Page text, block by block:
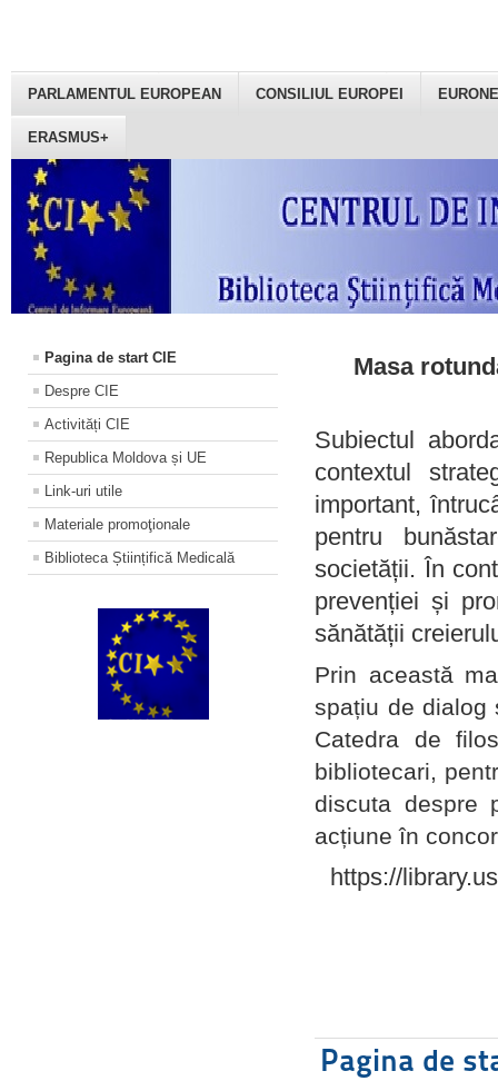
PARLAMENTUL EUROPEAN CONSILIUL EUROPEI
ERASMUS+
Pagina de start CIE
Despre CIE
Activități CIE
Republica Moldova și UE
Link-uri utile
Materiale promoţionale
Biblioteca Științifică Medicală
Masa
Subiectul
contextul
important,
pentru
societății. În
prevenției și
sănătății
Prin această
spațiu de dialog
Catedra de
bibliotecari,
discuta despre
acțiune în
https://
Pagina de